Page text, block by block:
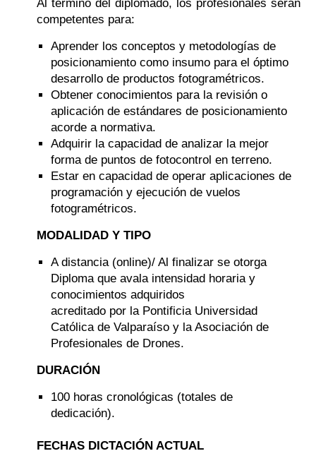
Al término del diplomado, los profesionales serán
competentes para:
Aprender los conceptos y metodologías de
posicionamiento como insumo para el óptimo
desarrollo de productos fotogramétricos.
Obtener conocimientos para la revisión o
aplicación de estándares de posicionamiento
acorde a normativa.
Adquirir la capacidad de analizar la mejor
forma de puntos de fotocontrol en terreno.
Estar en capacidad de operar aplicaciones de
programación y ejecución de vuelos
fotogramétricos.
MODALIDAD Y TIPO
A distancia (online)/ Al finalizar se otorga
Diploma que avala intensidad horaria y
conocimientos adquiridos
acreditado por la Pontificia Universidad
Católica de Valparaíso y la Asociación de
Profesionales de Drones.
DURACIÓN
100 horas cronológicas (totales de
dedicación).
FECHAS DICTACIÓN ACTUAL